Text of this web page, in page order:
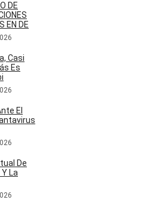
DE
EN DE
Casi
Es
El
De
La